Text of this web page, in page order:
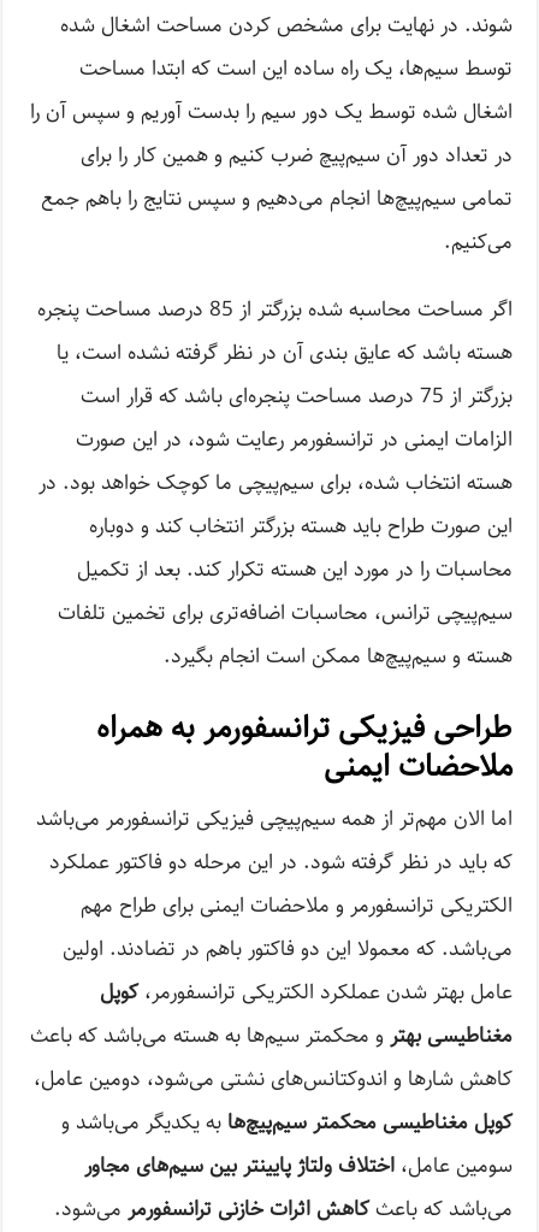
شوند. در نهایت برای مشخص کردن مساحت اشغال شده
توسط سیم‌ها، یک راه ساده این است که ابتدا مساحت
اشغال شده توسط یک دور سیم را بدست آوریم و سپس آن را
در تعداد دور آن سیم‌پیچ ضرب کنیم و همین کار را برای
تمامی سیم‌پیچ‌ها انجام می‌دهیم و سپس نتایج را باهم جمع
می‌کنیم.
اگر مساحت محاسبه شده بزرگتر از 85 درصد مساحت پنجره
هسته باشد که عایق بندی آن در نظر گرفته نشده است، یا
بزرگتر از 75 درصد مساحت پنجره‌ای باشد که قرار است
الزامات ایمنی در ترانسفورمر رعایت شود، در این صورت
هسته انتخاب شده، برای سیم‌پیچی ما کوچک خواهد بود. در
این صورت طراح باید هسته بزرگتر انتخاب کند و دوباره
محاسبات را در مورد این هسته تکرار کند. بعد از تکمیل
سیم‌پیچی ترانس، محاسبات اضافه‌تری برای تخمین تلفات
هسته و سیم‌پیچ‌ها ممکن است انجام بگیرد.
طراحی فیزیکی ترانسفورمر به همراه
ملاحضات ایمنی
اما الان مهم‌تر از همه سیم‌پیچی فیزیکی ترانسفورمر می‌باشد
که باید در نظر گرفته شود. در این مرحله دو فاکتور عملکرد
الکتریکی ترانسفورمر و ملاحضات ایمنی برای طراح مهم
می‌باشد. که معمولا این دو فاکتور باهم در تضادند. اولین
عامل بهتر شدن عملکرد الکتریکی ترانسفورمر،کوپل
مغناطیسی بهتر و محکمتر سیم‌ها به هسته می‌باشد که باعث
کاهش شارها و اندوکتانس‌های نشتی می‌شود، دومین عامل،
کوپل مغناطیسی محکمتر سیم‌پیچ‌ها به یکدیگر می‌باشد و
سومین عامل،اختلاف ولتاژ پایینتر بین سیم‌های مجاور
می‌باشد که باعثکاهش اثرات خازنی ترانسفورمر می‌شود.